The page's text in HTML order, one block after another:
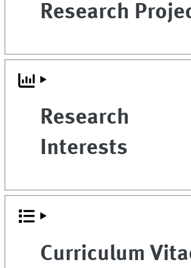
Research
Research
Interests
Curriculum